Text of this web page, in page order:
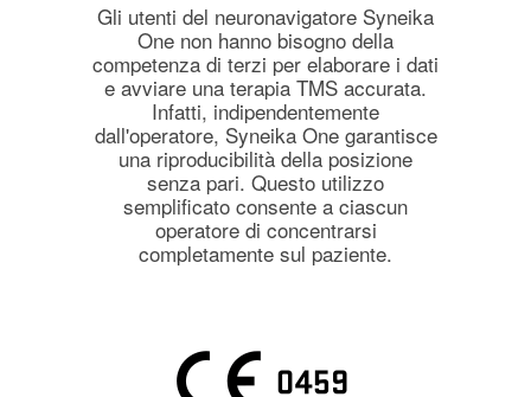
Gli utenti del neuronavigatore Syneika
One non hanno bisogno della
competenza di terzi per elaborare i dati
e avviare una terapia TMS accurata.
Infatti, indipendentemente
dall'operatore, Syneika One garantisce
una riproducibilità della posizione
senza pari. Questo utilizzo
semplificato consente a ciascun
operatore di concentrarsi
completamente sul paziente.